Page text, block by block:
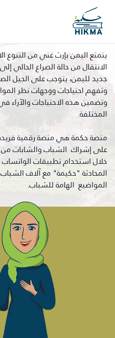
يتمتع اليمن بإرث غني من
الانتقال من حالة الصراع
جديد لليمن، يتوجب على الجيل
وتفهم احتياجات ووجهات نظر
وتضمين هذه الاحتياجات والآراء
المختلفة.
منصة حكمة هي منصة رقمية
على إشراك الشباب والشابات من
خلال استخدام تطبيقات
المحادثة "حكيمة" مع آلاف
المواضيع الهامة للشباب.